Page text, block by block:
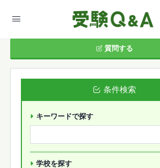
質問する
条件検索
キーワードで探す
学校を探す